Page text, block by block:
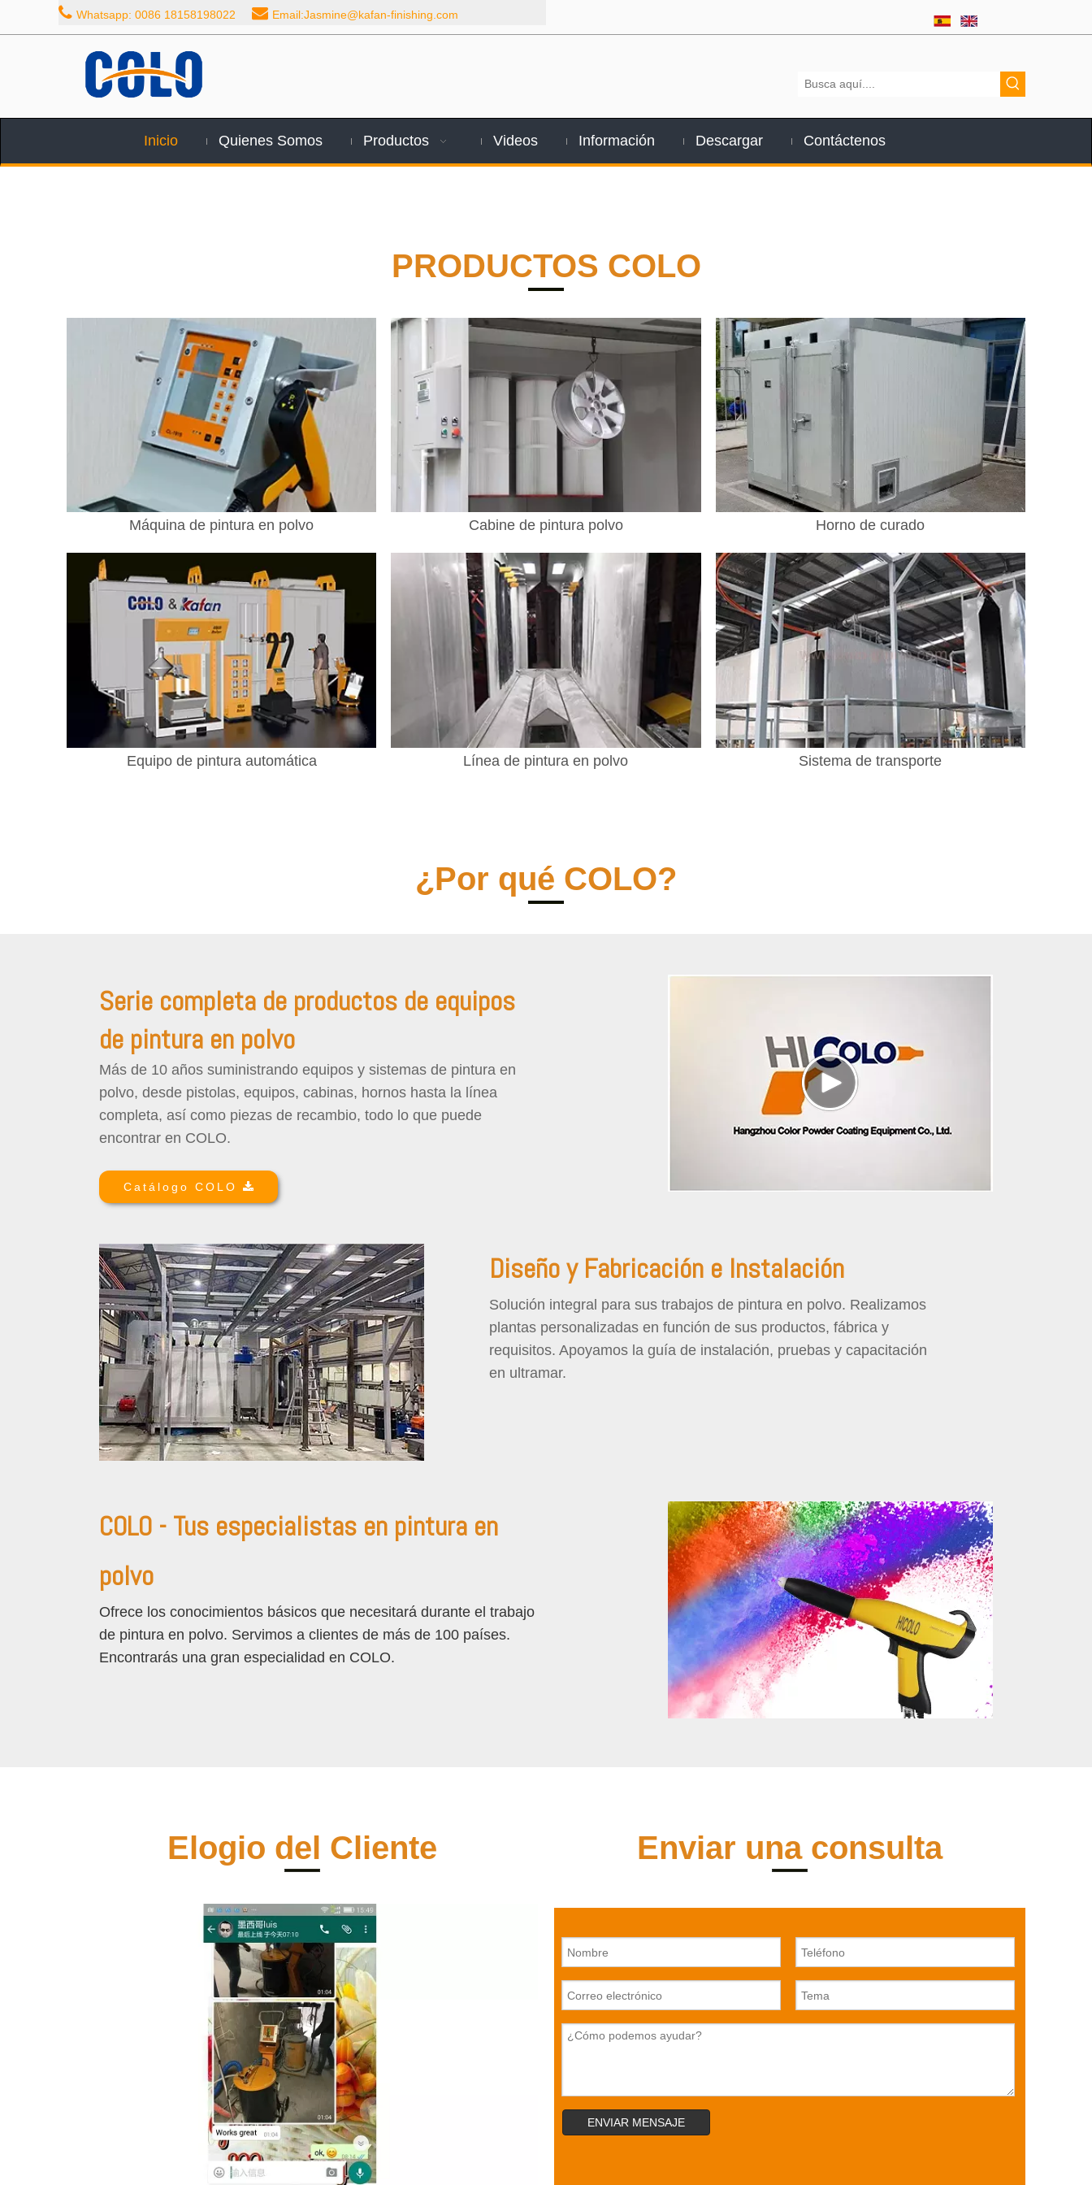
 Whatsapp: 0086 18158198022  Email:Jasmine@kafan-finishing.com
Inicio Quienes Somos Productos Videos Información Descargar Contáctenos
PRODUCTOS COLO
Máquina de pintura en polvo Cabine de pintura polvo Horno de curado
Equipo de pintura automática Línea de pintura en polvo Sistema de transporte
¿Por qué COLO?
Serie completa de productos de equipos
de pintura en polvo
Más de 10 años suministrando equipos y sistemas de pintura en
polvo, desde pistolas, equipos, cabinas, hornos hasta la línea
completa, así como piezas de recambio, todo lo que puede
encontrar en COLO.
Catálogo COLO
Diseño y Fabricación e Instalación
Solución integral para sus trabajos de pintura en polvo. Realizamos
plantas personalizadas en función de sus productos, fábrica y
requisitos. Apoyamos la guía de instalación, pruebas y capacitación
en ultramar.
COLO - Tus especialistas en pintura en
polvo
Ofrece los conocimientos básicos que necesitará durante el trabajo
de pintura en polvo. Servimos a clientes de más de 100 países.
Encontrarás una gran especialidad en COLO.
Elogio del Cliente Enviar una consulta
ENVIAR MENSAJE